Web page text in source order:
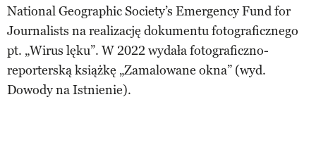
National Geographic Society’s Emergency Fund for
Journalists na realizację dokumentu fotograficznego
pt. „Wirus lęku”. W 2022 wydała fotograficzno-
reporterską książkę „Zamalowane okna” (wyd.
Dowody na Istnienie).